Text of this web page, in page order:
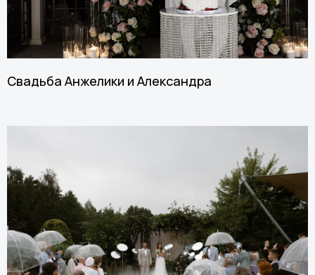
Свадьба Анжелики и Александра